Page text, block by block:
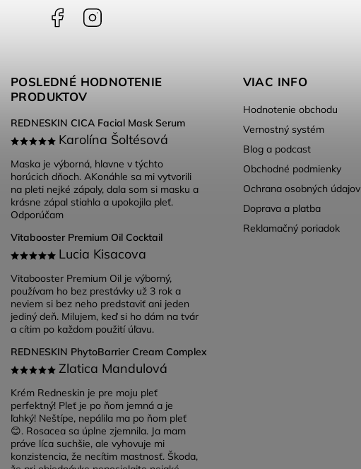
Facebook
POSLEDNÉ HODNOTENIE
PRODUKTOV
REDNESKIN CICA Facial Mask Serum
Karolína Šoltésová
Maska je výborná, hlavne v týchto
horúcich dňoch. AKonáhle sa mi vytvorili
na pleti nejké zápaly, dala som si masku a
krásne zápal stiahla a upokojila pleť.
Odporúčam
Vitabooster Premium Oil Cocktail
Lucia Kisacova
Vitabooster Premium Oil je výborný,
používam ho bez prestávky už 3 rok a
neviem si bez neho predstaviť ani jeden
jediný deň. Milujem, keď si ho dám na tvár
a cítim po každom použití úľavu.
REDNESKIN PhytoBarrier Cream Complex
Zlatica Mandulová
Krém Redneskin je pre moju pleť
perfektný! Pleť je po ňom jemná a je
ľahký! Neštípe, nepálila ma po ňom pleť
😊. Rosacea sa úplne zjemnila. Ja mam
práve líca suchšie, ale vyhovuje mi
konzistencia, že necítim mastnosť. Škoda,
VIAC INFO
Hodnotenie obchodu
Vernostný systém
Blog a podcast
Obchodné podmienky
Ochrana osobných údajov
Doprava a platba
Reklamačný poriadok